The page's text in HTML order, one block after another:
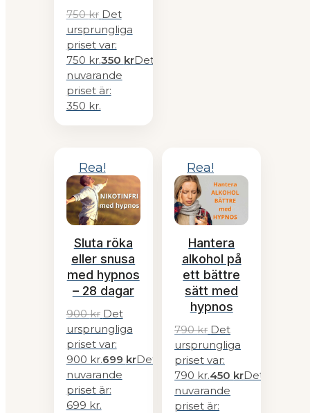
750kr Det
ursprungliga
priset var:
750 kr.350 krDet
nuvarande
priset är:
350 kr.
Rea!
Sluta röka
eller snusa
med hypnos
– 28 dagar
900kr Det
ursprungliga
priset var:
900 kr.699 krDet
nuvarande
priset är:
699 kr.
Rea!
Hantera
alkohol på
ett bättre
sätt med
hypnos
790kr Det
ursprungliga
priset var:
790 kr.450 krDet
nuvarande
priset är: